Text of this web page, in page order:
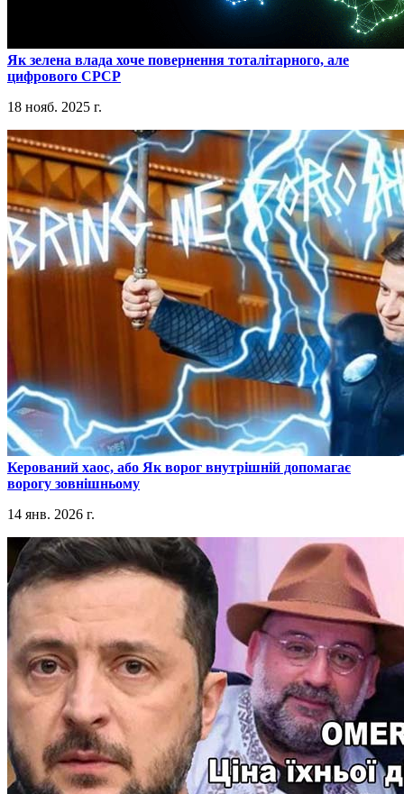
​Як зелена влада хоче повернення тоталітарного, але
цифрового СРСР
18 нояб. 2025 г.
​Керований хаос, або Як ворог внутрішній допомагає
ворогу зовнішньому
14 янв. 2026 г.